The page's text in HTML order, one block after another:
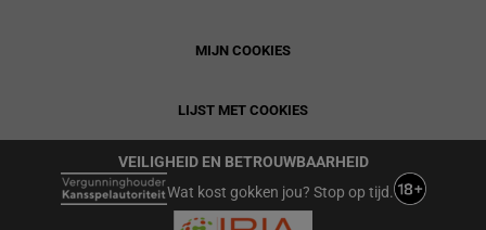
MIJN COOKIES
LIJST MET COOKIES
VEILIGHEID EN BETROUWBAARHEID
Wat kost gokken jou? Stop op tijd.